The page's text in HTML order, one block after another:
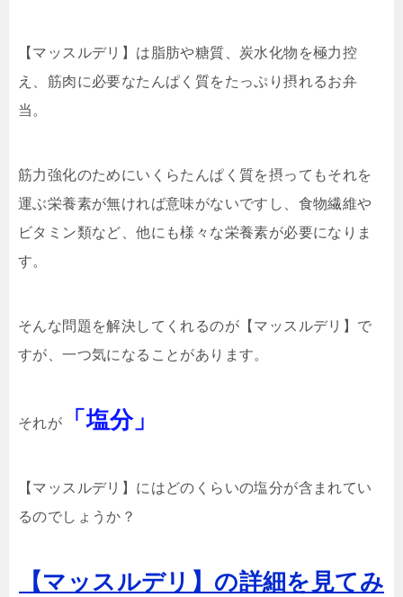
【マッスルデリ】は脂肪や糖質、炭水化物を極力控
え、筋肉に必要なたんぱく質をたっぷり摂れるお弁
当。
筋力強化のためにいくらたんぱく質を摂ってもそれを
運ぶ栄養素が無ければ意味がないですし、食物繊維や
ビタミン類など、他にも様々な栄養素が必要になりま
す。
そんな問題を解決してくれるのが【マッスルデリ】で
すが、一つ気になることがあります。
それが 「塩分」
【マッスルデリ】にはどのくらいの塩分が含まれてい
るのでしょうか？
【マッスルデリ】の詳細を見てみ